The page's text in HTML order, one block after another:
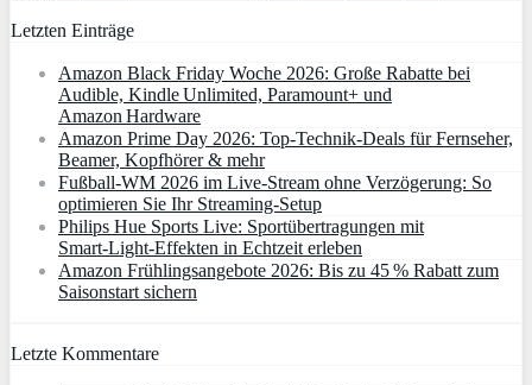
Letzten Einträge
Amazon Black Friday Woche 2026: Große Rabatte bei
Audible, Kindle Unlimited, Paramount+ und
Amazon Hardware
Amazon Prime Day 2026: Top-Technik-Deals für Fernseher,
Beamer, Kopfhörer & mehr
Fußball-WM 2026 im Live-Stream ohne Verzögerung: So
optimieren Sie Ihr Streaming-Setup
Philips Hue Sports Live: Sportübertragungen mit
Smart‑Light‑Effekten in Echtzeit erleben
Amazon Frühlingsangebote 2026: Bis zu 45 % Rabatt zum
Saisonstart sichern
Letzte Kommentare